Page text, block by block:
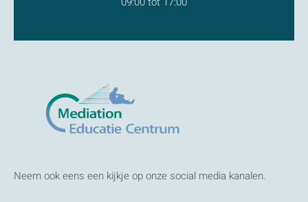
Neem ook eens een kijkje op onze social media kanalen.